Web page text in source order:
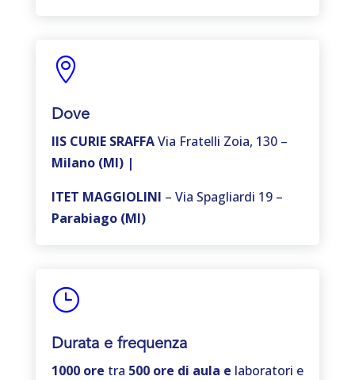

Dove
IIS CURIE SRAFFAVia Fratelli Zoia, 130 –
Milano (MI) |
ITET MAGGIOLINI – Via Spagliardi 19 –
Parabiago (MI)
}
Durata e frequenza
1000 ore tra 500 ore di aula e laboratori e